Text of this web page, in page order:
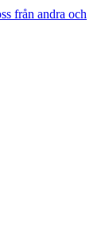
från andra och